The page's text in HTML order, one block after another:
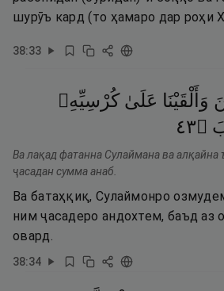
шурӯъ кард (то ҳамаро дар роҳи
38:33
وَأَلْقَيْنَا عَلَىٰ كُرْسِيِّهِۦ
۝٣٤
Ва лақад фатанна Сулаймана ва алқайна
ҷасадан сумма анаб.
Ва батаҳқиқ, Сулаймонро
ним ҷасадеро андохтем, баъд аз
овард.
38:34